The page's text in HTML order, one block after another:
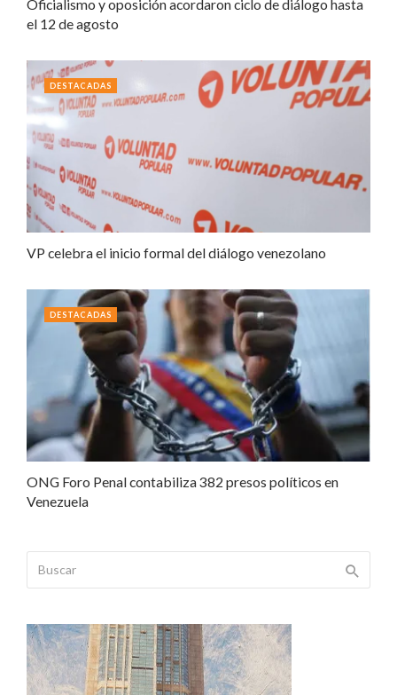
Oficialismo y oposición acordaron ciclo de diálogo hasta
el 12 de agosto
VP celebra el inicio formal del diálogo venezolano
DESTACADAS
ONG Foro Penal contabiliza 382 presos políticos en
Venezuela
DESTACADAS